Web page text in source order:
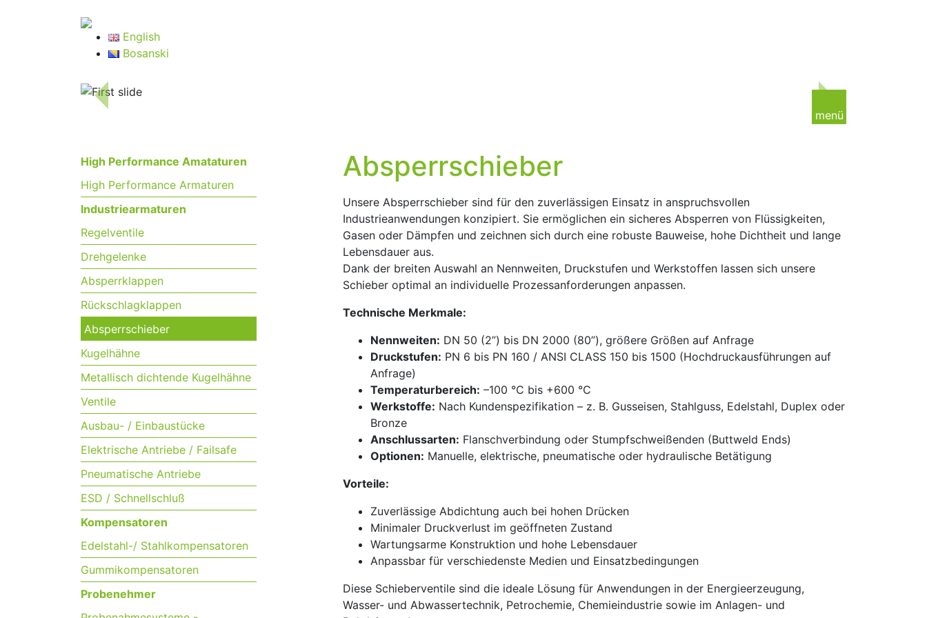
English
Bosanski
menü
Previous
High Performance Amataturen
High Performance Armaturen
Industriearmaturen
Regelventile
Drehgelenke
Absperrklappen
Rückschlagklappen
Absperrschieber
Kugelhähne
Metallisch dichtende Kugelhähne
Ventile
Ausbau- / Einbaustücke
Elektrische Antriebe / Failsafe
Pneumatische Antriebe
ESD / Schnellschluß
Kompensatoren
Edelstahl-/ Stahlkompensatoren
Gummikompensatoren
Probenehmer
Absperrschieber
Unsere Absperrschieber sind für den zuverlässigen Einsatz in anspruchsvollen
Industrieanwendungen konzipiert. Sie ermöglichen ein sicheres Absperren von Flüssigkeiten,
Gasen oder Dämpfen und zeichnen sich durch eine robuste Bauweise, hohe Dichtheit und lange
Lebensdauer aus.
Dank der breiten Auswahl an Nennweiten, Druckstufen und Werkstoffen lassen sich unsere
Schieber optimal an individuelle Prozessanforderungen anpassen.
Technische Merkmale:
Nennweiten: DN 50 (2”) bis DN 2000 (80”), größere Größen auf Anfrage
Druckstufen: PN 6 bis PN 160 / ANSI CLASS 150 bis 1500 (Hochdruckausführungen auf
Anfrage)
Temperaturbereich: –100 °C bis +600 °C
Werkstoffe: Nach Kundenspezifikation – z. B. Gusseisen, Stahlguss, Edelstahl, Duplex oder
Bronze
Anschlussarten: Flanschverbindung oder Stumpfschweißenden (Buttweld Ends)
Optionen: Manuelle, elektrische, pneumatische oder hydraulische Betätigung
Vorteile:
Zuverlässige Abdichtung auch bei hohen Drücken
Minimaler Druckverlust im geöffneten Zustand
Wartungsarme Konstruktion und hohe Lebensdauer
Anpassbar für verschiedenste Medien und Einsatzbedingungen
Diese Schieberventile sind die ideale Lösung für Anwendungen in der Energieerzeugung,
Wasser- und Abwassertechnik, Petrochemie, Chemieindustrie sowie im Anlagen- und